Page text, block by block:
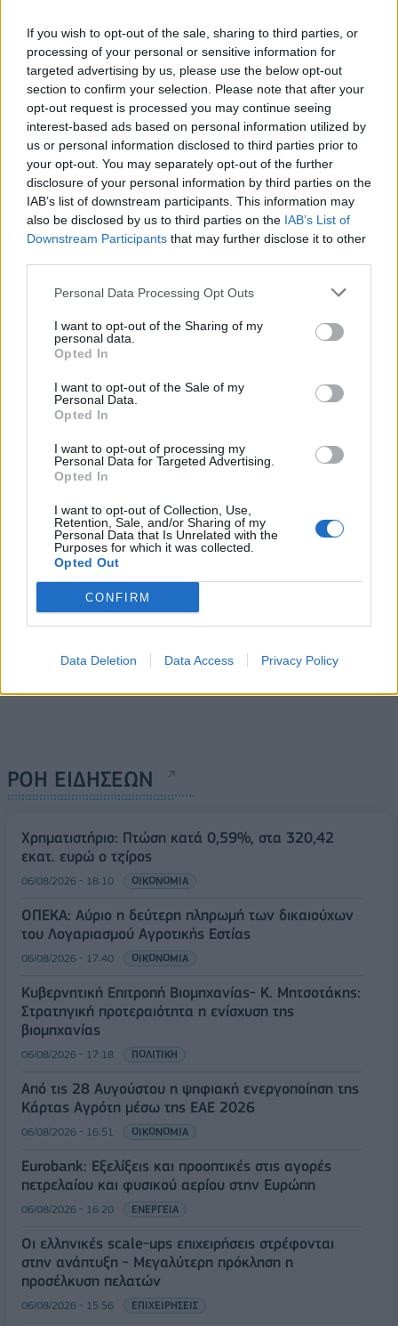
If you wish to opt-out of the sale, sharing to third parties, or
processing of your personal or sensitive information for
targeted advertising by us, please use the below opt-out
section to confirm your selection. Please note that after your
opt-out request is processed you may continue seeing
interest-based ads based on personal information utilized by
us or personal information disclosed to third parties prior to
your opt-out. You may separately opt-out of the further
disclosure of your personal information by third parties on the
IAB’s list of downstream participants. This information may
also be disclosed by us to third parties on the IAB’s List of
Downstream Participants that may further disclose it to other
Personal Data Processing Opt Outs
I want to opt-out of the Sharing of my
personal data.
Opted In
I want to opt-out of the Sale of my
Personal Data.
Opted In
I want to opt-out of processing my
Personal Data for Targeted Advertising.
Opted In
I want to opt-out of Collection, Use,
Retention, Sale, and/or Sharing of my
Personal Data that Is Unrelated with the
Purposes for which it was collected.
Opted Out
CONFIRM
Data Deletion Data Access Privacy Policy
Alpha Bank: Για πρώτη φορά το Αρχαίο Θέατρο Επιδαύρου άνοιξε τις
πύλες του σε όλους
ESG Report 2025: Πώς η ΑΒ Βασιλόπουλος μετατρέπει τη
βιωσιμότητα σε καθημερινή πράξη
ΠΕΡΙΣΣΌΤΕΡΑ ΣΕ ΑΥΤΉ ΤΗΝ ΚΑΤΗΓΟΡΊΑ
τηλεκατάρτιση: Τελευταίες
ημέρες για εκδήλωση
21/04/2020 - 18:35
οικονομικής ζωής
ΡΟΗ ΕΙΔΗΣΕΩΝ
Χρηματιστήριο: Πτώση κατά 0,59%, στα 320,42
εκατ. ευρώ ο τζίρος
06/08/2026 - 18:10 ΟΙΚΟΝΟΜΙΑ
ΟΠΕΚΑ: Αύριο η δεύτερη πληρωμή των δικαιούχων
του Λογαριασμού Αγροτικής Εστίας
06/08/2026 - 17:40 ΟΙΚΟΝΟΜΙΑ
Κυβερνητική Επιτροπή Βιομηχανίας- Κ. Μητσοτάκης:
Στρατηγική προτεραιότητα η ενίσχυση της
βιομηχανίας
06/08/2026 - 17:18 ΠΟΛΙΤΙΚΗ
Από τις 28 Αυγούστου η ψηφιακή ενεργοποίηση της
Κάρτας Αγρότη μέσω της ΕΑΕ 2026
06/08/2026 - 16:51 ΟΙΚΟΝΟΜΙΑ
Eurobank: Εξελίξεις και προοπτικές στις αγορές
πετρελαίου και φυσικού αερίου στην Ευρώπη
06/08/2026 - 16:20 ΕΝΕΡΓΕΙΑ
Οι ελληνικές scale-ups επιχειρήσεις στρέφονται
στην ανάπτυξη - Μεγαλύτερη πρόκληση η
προσέλκυση πελατών
06/08/2026 - 15:56 ΕΠΙΧΕΙΡΗΣΕΙΣ